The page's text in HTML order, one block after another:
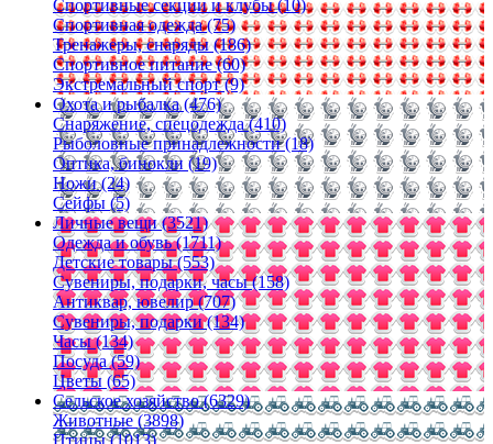
Спортивные секции и клубы (10)
Спортивная одежда (75)
Тренажеры, снаряды (186)
Спортивное питание (60)
Экстремальный спорт (9)
Охота и рыбалка (476)
Снаряжение, спецодежда (410)
Рыболовные принадлежности (18)
Оптика, бинокли (19)
Ножи (24)
Сейфы (5)
Личные вещи (3521)
Одежда и обувь (1711)
Детские товары (553)
Сувениры, подарки, часы (158)
Антиквар, ювелир (707)
Сувениры, подарки (134)
Часы (134)
Посуда (59)
Цветы (65)
Сельское хозяйство (6329)
Животные (3898)
Птицы (1013)